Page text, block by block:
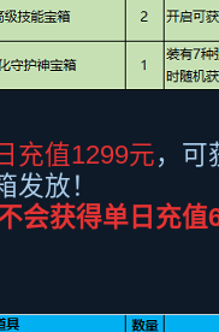
充值1299元，可
放！
会获得单日充值